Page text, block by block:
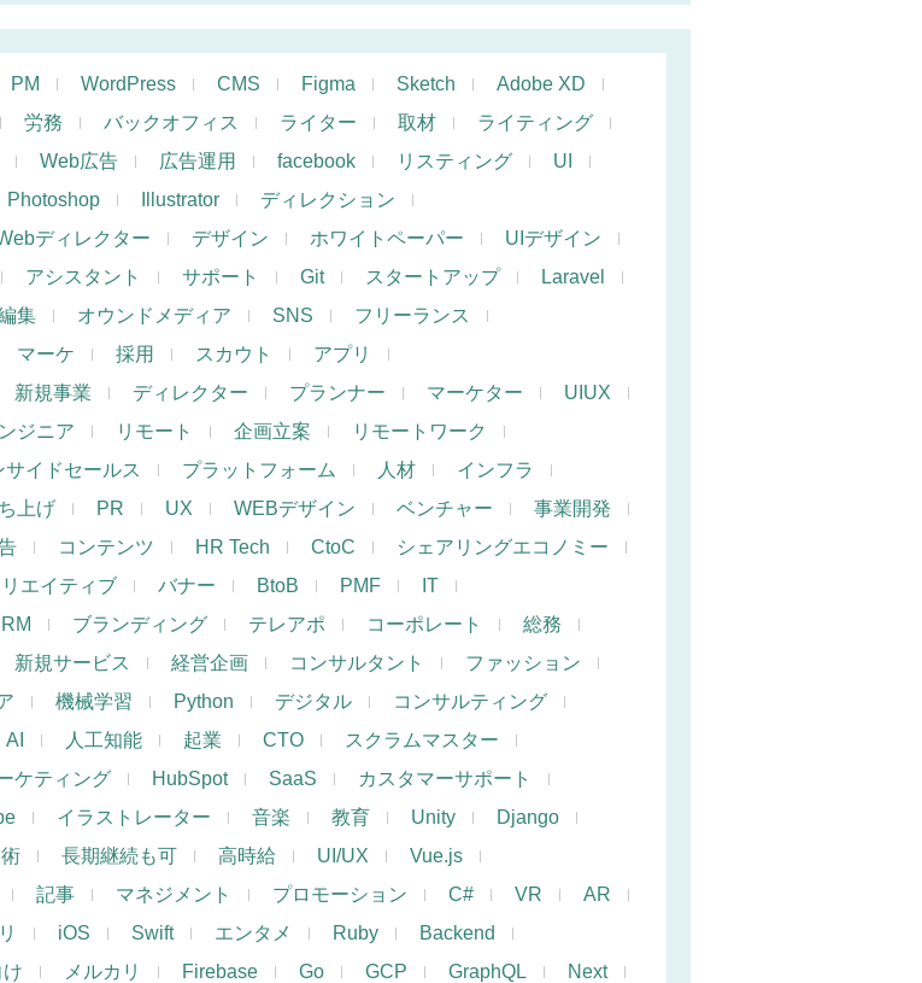
PM WordPress CMS Figma Sketch
Adobe XD
労務 バックオフィス ライター 取材
ライティング
Web広告 広告運用 facebook リスティング
UI
Photoshop Illustrator
ディレクション
ディレクター デザイン ホワイトペーパー
UIデザイン
アシスタント サポート Git スタートアップ
Laravel
集 オウンドメディア SNS
フリーランス
マーケ 採用 スカウト
アプリ
新規事業 ディレクター プランナー マーケター
UIUX
ジニア リモート 企画立案
リモートワーク
サイドセールス プラットフォーム 人材
インフラ
上げ PR UX WEBデザイン ベンチャー
事業開発
コンテンツ HR Tech CtoC
シェアリングエコノミー
エイティブ バナー BtoB PMF
IT
ブランディング テレアポ コーポレート
総務
新規サービス 経営企画 コンサルタント
ファッション
機械学習 Python デジタル
コンサルティング
AI 人工知能 起業 CTO
スクラムマスター
ケティング HubSpot SaaS
カスタマーサポート
イラストレーター 音楽 教育 Unity
Django
長期継続も可 高時給 UI/UX
Vue.js
記事 マネジメント プロモーション C# VR
AR
iOS Swift エンタメ Ruby
Backend
メルカリ Firebase Go GCP GraphQL
Next